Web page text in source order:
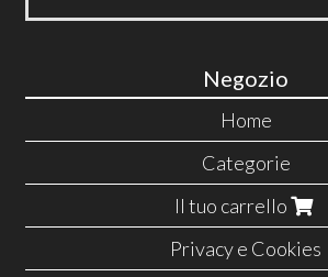
Negozio
Home
Categorie
Il tuo carrello
Privacy e Cookies